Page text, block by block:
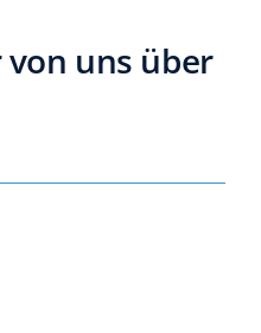
von uns über